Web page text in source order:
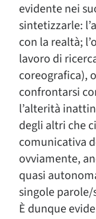
evidente nei
sintetizzarle:
con la realtà;
lavoro di
coreografica),
confrontarsi
l’alterità
degli altri che
comunicativa
ovviamente,
quasi
singole parole/
È dunque